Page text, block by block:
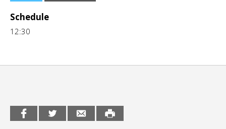
CCE en el interior/libros
Espacio itinerante de lectura infantil
Exposiciones
Formación
Medio Ambiente
Schedule
12:30